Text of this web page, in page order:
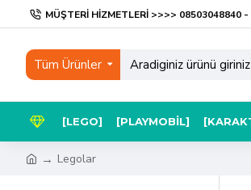
MÜŞTERI HIZMETLERI >>>> 08503048840
Tüm Ürünler
[LEGO] [PLAYMOBIL]
Legolar